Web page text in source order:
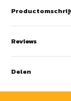
Reviews
Delen